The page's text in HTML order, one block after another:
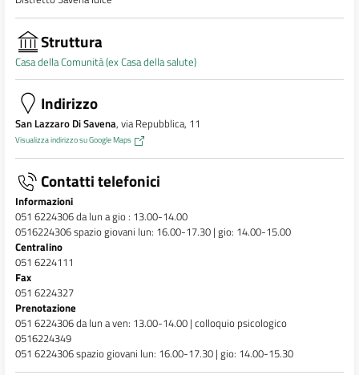
Struttura
Casa della Comunità (ex Casa della salute)
Indirizzo
San Lazzaro Di Savena, via Repubblica, 11
Visualizza indirizzo su Google Maps
Contatti telefonici
Informazioni
051 6224306 da lun a gio : 13.00-14.00
0516224306 spazio giovani lun: 16.00-17.30 | gio: 14.00-15.00
Centralino
051 6224111
Fax
051 6224327
Prenotazione
051 6224306 da lun a ven: 13.00-14.00 | colloquio psicologico
0516224349
051 6224306 spazio giovani lun: 16.00-17.30 | gio: 14.00-15.30